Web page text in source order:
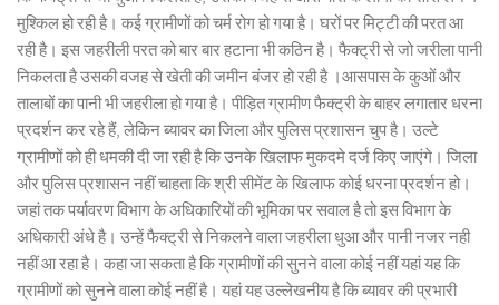
मुश्किल हो रही है। कई ग्रामीणों को चर्म रोग हो गया है। घरों पर मिट्टी की परत आ
रही है। इस जहरीली परत को बार बार हटाना भी कठिन है। फैक्ट्री से जो जरीला पानी
निकलता है उसकी वजह से खेती की जमीन बंजर हो रही है ।आसपास के कुओं और
तालाबों का पानी भी जहरीला हो गया है। पीड़ित ग्रामीण फैक्ट्री के बाहर लगातार धरना
प्रदर्शन कर रहे हैं, लेकिन ब्यावर का जिला और पुलिस प्रशासन चुप है। उल्टे
ग्रामीणों को ही धमकी दी जा रही है कि उनके खिलाफ मुकदमे दर्ज किए जाएंगे। जिला
और पुलिस प्रशासन नहीं चाहता कि श्री सीमेंट के खिलाफ कोई धरना प्रदर्शन हो।
जहां तक पर्यावरण विभाग के अधिकारियों की भूमिका पर सवाल है तो इस विभाग के
अधिकारी अंधे है। उन्हें फैक्ट्री से निकलने वाला जहरीला धुआ और पानी नजर नही
नहीं आ रहा है। कहा जा सकता है कि ग्रामीणों की सुनने वाला कोई नहीं यहां यह कि
ग्रामीणों को सुनने वाला कोई नहीं है। यहां यह उल्लेखनीय है कि ब्यावर की प्रभारी